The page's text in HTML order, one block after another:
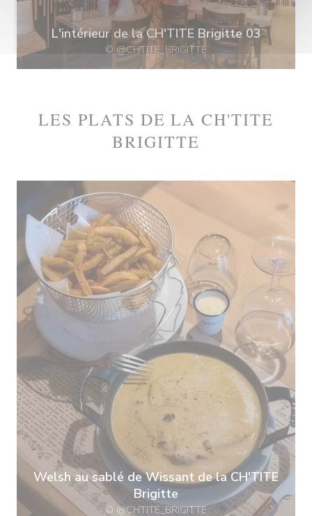
L'intérieur de la CH'TITE Brigitte 03
© @CHTITE_BRIGITTE
LES PLATS DE LA CH'TITE
BRIGITTE
Welsh au sablé de Wissant de la CH'TITE
Brigitte
© @CHTITE_BRIGITTE